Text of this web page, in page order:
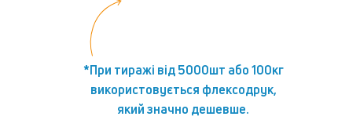
*При тиражі від 5000шт або 100кг
використовується флексодрук,
який значно дешевше.